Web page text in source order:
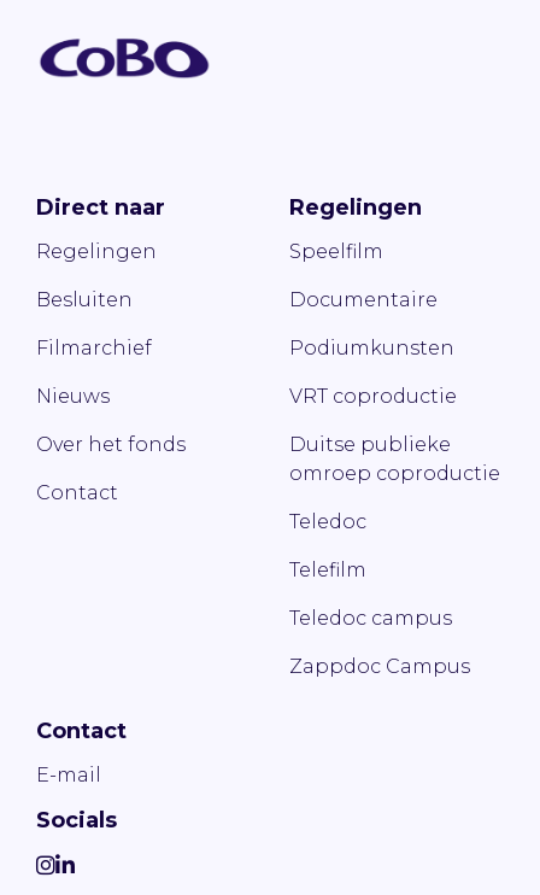
Direct naar
Regelingen
Besluiten
Filmarchief
Nieuws
Over het fonds
Contact
Regelingen
Speelfilm
Documentaire
Podiumkunsten
VRT coproductie
Duitse publieke
omroep coproductie
Teledoc
Telefilm
Teledoc campus
Zappdoc Campus
Contact
E-mail
Socials